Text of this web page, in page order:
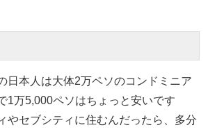
日本人は大体2万ペソのコンドミニア
1万5,000ペソはちょっと安いです
やセブシティに住むんだったら、多分